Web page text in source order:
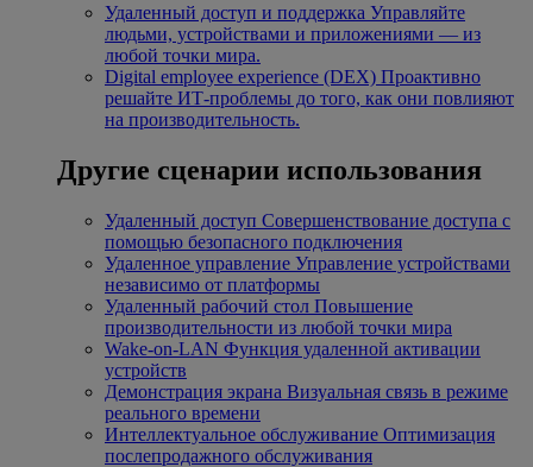
Удаленный доступ и поддержка Управляйте
людьми, устройствами и приложениями — из
любой точки мира.
Digital employee experience (DEX) Проактивно
решайте ИТ-проблемы до того, как они повлияют
на производительность.
Другие сценарии использования
Удаленный доступ Совершенствование доступа с
помощью безопасного подключения
Удаленное управление Управление устройствами
независимо от платформы
Удаленный рабочий стол Повышение
производительности из любой точки мира
Wake-on-LAN Функция удаленной активации
устройств
Демонстрация экрана Визуальная связь в режиме
реального времени
Интеллектуальное обслуживание Оптимизация
послепродажного обслуживания